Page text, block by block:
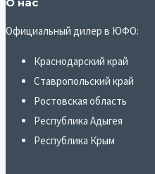
Официальный дилер в ЮФО:
Краснодарский край
Ставропольский край
Ростовская область
Республика Адыгея
Республика Крым